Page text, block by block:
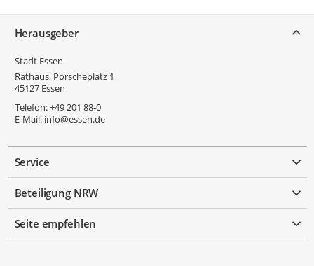
Herausgeber
Stadt Essen
Rathaus, Porscheplatz 1
45127 Essen
Telefon:+49 201 88-0
E-Mail: info@essen.de
Service
Beteiligung NRW
Seite empfehlen